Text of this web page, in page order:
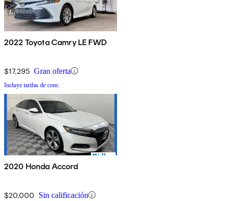
2022 Toyota Camry LE FWD
$17,295 Gran oferta
Incluye tarifas de conc.
2020 Honda Accord
$20,000 Sin calificación